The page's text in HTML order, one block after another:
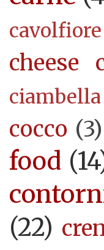
cavolfiore
cheese
ciambella
cocco (3)
food
(22)